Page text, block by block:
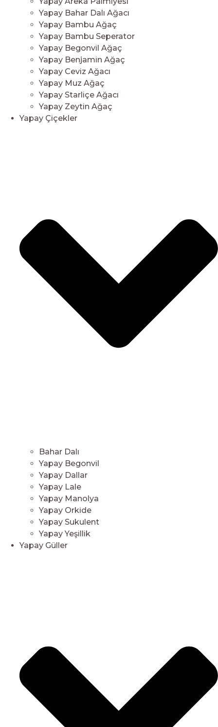
Yapay Bahar Dalı Ağacı
Yapay Bambu Ağaç
Yapay Bambu Seperator
Yapay Begonvil Ağaç
Yapay Benjamin Ağaç
Yapay Ceviz Ağacı
Yapay Muz Ağaç
Yapay Starliçe Ağacı
Yapay Zeytin Ağaç
Yapay Çiçekler
Bahar Dalı
Yapay Begonvil
Yapay Dallar
Yapay Lale
Yapay Manolya
Yapay Orkide
Yapay Sukulent
Yapay Yeşillik
Yapay Güller